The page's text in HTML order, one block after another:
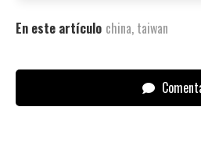
En este artículo china, taiwan